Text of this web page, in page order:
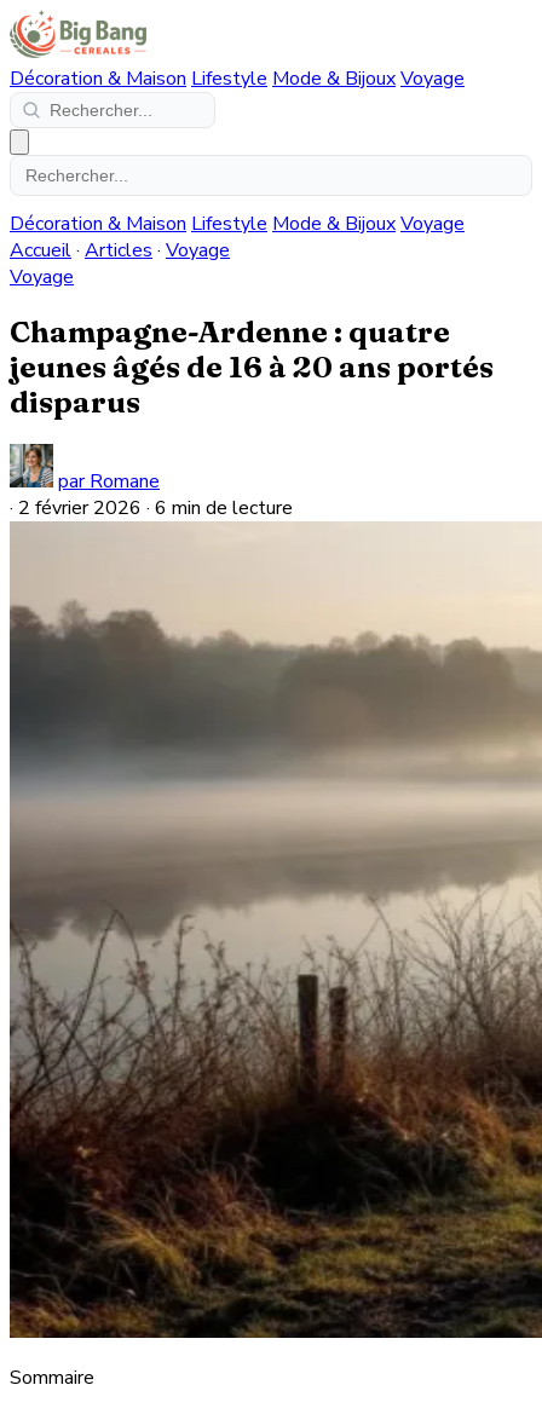
Décoration & Maison Lifestyle Mode & BijouxVoyage
Décoration & Maison Lifestyle Mode & BijouxVoyage
Accueil· Articles · Voyage
Voyage
Champagne-Ardenne : quatre
jeunes âgés de 16 à 20 ans portés
disparus
par Romane
· 2 février 2026 · 6 min de lecture
Sommaire